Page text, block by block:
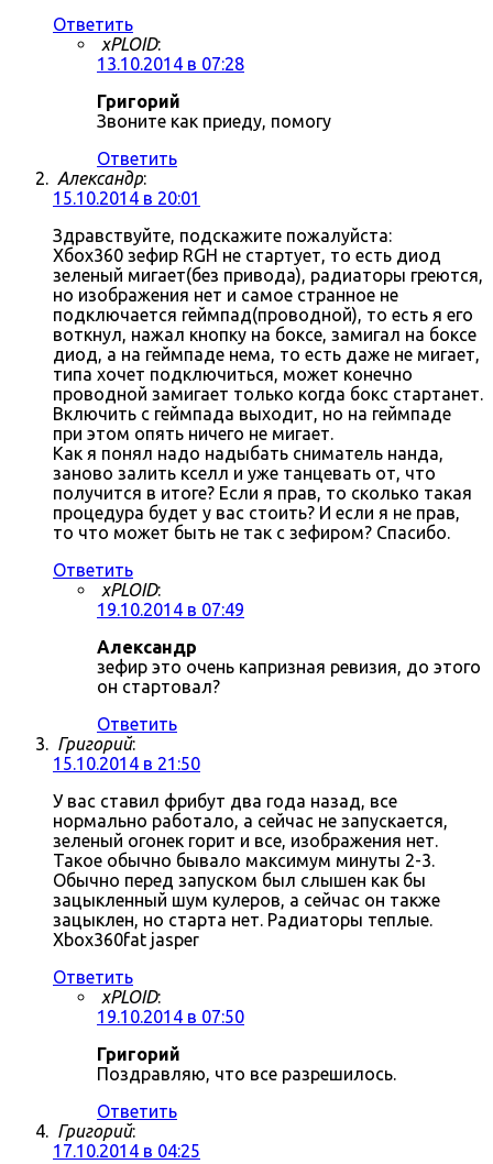
Ответить
xPLOID:
13.10.2014 в 07:28
Григорий
Звоните как приеду, помогу
Ответить
Александр:
15.10.2014 в 20:01
Здравствуйте, подскажите пожалуйста:
Хбох360 зефир RGH не стартует, то есть диод
зеленый мигает(без привода), радиаторы греются,
но изображения нет и самое странное не
подключается геймпад(проводной), то есть я его
воткнул, нажал кнопку на боксе, замигал на боксе
диод, а на геймпаде нема, то есть даже не мигает,
типа хочет подключиться, может конечно
проводной замигает только когда бокс стартанет.
Включить с геймпада выходит, но на геймпаде
при этом опять ничего не мигает.
Как я понял надо надыбать сниматель нанда,
заново залить кселл и уже танцевать от, что
получится в итоге? Если я прав, то сколько такая
процедура будет у вас стоить? И если я не прав,
то что может быть не так с зефиром? Спасибо.
Ответить
xPLOID:
19.10.2014 в 07:49
Александр
зефир это очень капризная ревизия, до этого
он стартовал?
Ответить
Григорий:
15.10.2014 в 21:50
У вас ставил фрибут два года назад, все
нормально работало, а сейчас не запускается,
зеленый огонек горит и все, изображения нет.
Такое обычно бывало максимум минуты 2-3.
Обычно перед запуском был слышен как бы
зацыкленный шум кулеров, а сейчас он также
зацыклен, но старта нет. Радиаторы теплые.
Xbox360fat jasper
Ответить
xPLOID:
19.10.2014 в 07:50
Григорий
Поздравляю, что все разрешилось.
Ответить
Григорий:
17.10.2014 в 04:25